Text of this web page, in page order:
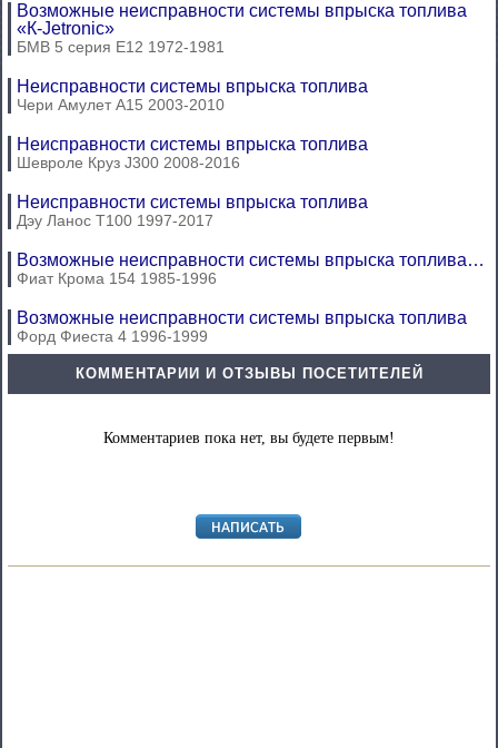
Возможные неисправности системы впрыска топлива
«К-Jetronic»
БМВ 5 серия Е12 1972-1981
Неисправности системы впрыска топлива
Чери Амулет А15 2003-2010
Неисправности системы впрыска топлива
Шевроле Круз J300 2008-2016
Неисправности системы впрыска топлива
Дэу Ланос Т100 1997-2017
Возможные неисправности системы впрыска топлива…
Фиат Крома 154 1985-1996
Возможные неисправности системы впрыска топлива
Форд Фиеста 4 1996-1999
КОММЕНТАРИИ И ОТЗЫВЫ ПОСЕТИТЕЛЕЙ
Комментариев пока нет, вы будете первым!